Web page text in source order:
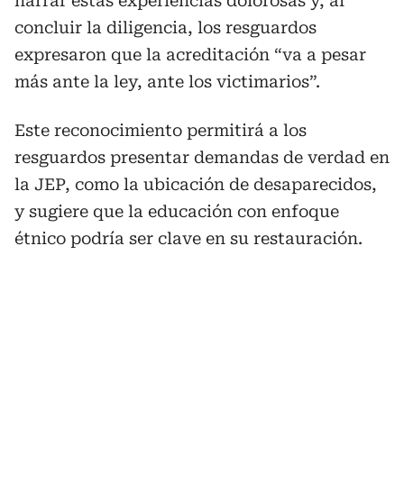
concluir la diligencia, los resguardos
expresaron que la acreditación “va a pesar
más ante la ley, ante los victimarios”.
Este reconocimiento permitirá a los
resguardos presentar demandas de verdad en
la JEP, como la ubicación de desaparecidos,
y sugiere que la educación con enfoque
étnico podría ser clave en su restauración.